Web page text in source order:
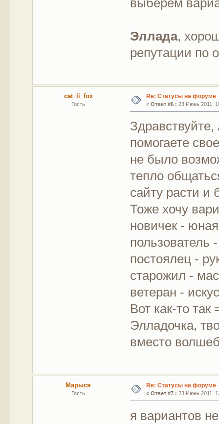
выберем
Эллада,
репутации по
cat_li_fox
Гость
Re: Статусы на форуме
« Ответ #6 : 23 Июнь 2011,
помогаете
не было
тепло
сайту расти и
Тоже хочу
новичек -
пользователь
постоялец -
старожил -
ветеран -
Вот как-то так
Элладочка,
вместо
Марыся
Гость
Re: Статусы на форуме
« Ответ #7 : 23 Июнь 2011,
я вариантов